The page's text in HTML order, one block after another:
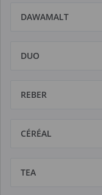
DAWAMALT
DUO
REBER
CÉRÉAL
TEA